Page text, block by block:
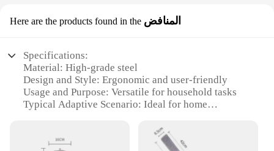
Here are the products found in the المنافض
Specifications:
Material: High-grade steel
Design and Style: Ergonomic and user-friendly
Usage and Purpose: Versatile for household tasks
Typical Adaptive Scenario: Ideal for home
Shape or Size or Weight or Quantity:
Comprehensive set with multiple tools